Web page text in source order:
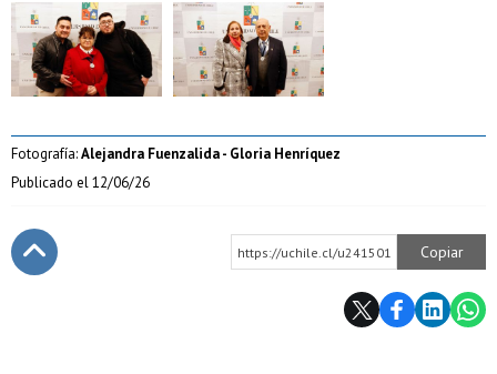
Zoom Zoom
Fotografía:Alejandra Fuenzalida - Gloria Henríquez
Publicado el12/06/26
https://uchile.cl/u241501 Copiar